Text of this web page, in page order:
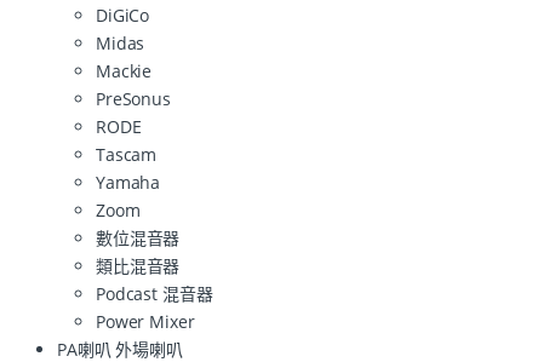
DiGiCo
Midas
Mackie
PreSonus
RODE
Tascam
Yamaha
Zoom
數位混音器
類比混音器
Podcast 混音器
Power Mixer
PA喇叭 外場喇叭